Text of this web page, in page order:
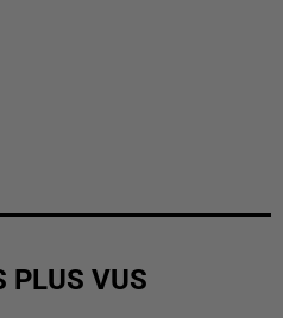
PLUS VUS